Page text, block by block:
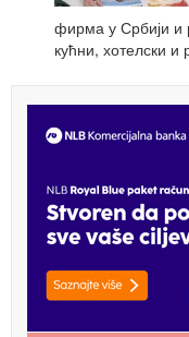
фирма у Србији и
кућни, хотелски и